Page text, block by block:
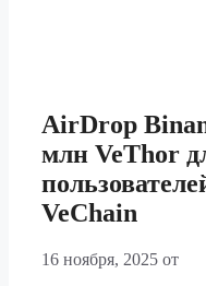
AirDrop
млн VeThor
VeChain
16 ноября, 2025 от